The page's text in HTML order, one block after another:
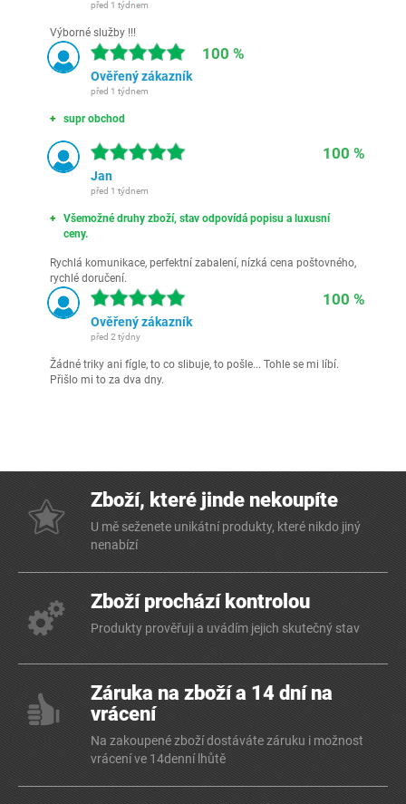
před 1 týdnem
Výborné služby !!!
100 %
Ověřený zákazník
před 1 týdnem
supr obchod
100 %
Jan
před 1 týdnem
Všemožné druhy zboží, stav odpovídá popisu a luxusní
ceny.
Rychlá komunikace, perfektní zabalení, nízká cena poštovného,
rychlé doručení.
100 %
Ověřený zákazník
před 2 týdny
Žádné triky ani fígle, to co slibuje, to pošle... Tohle se mi líbí.
Přišlo mi to za dva dny.
Zboží, které jinde nekoupíte
U mě seženete unikátní produkty, které nikdo jiný
nenabízí
Zboží prochází kontrolou
Produkty prověřuji a uvádím jejich skutečný stav
Záruka na zboží a 14 dní na
vrácení
Na zakoupené zboží dostáváte záruku i možnost
vrácení ve 14denní lhůtě